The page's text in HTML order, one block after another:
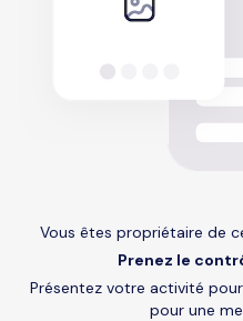
Vous êtes propriétaire de
Prenez le
Présentez votre activité
pour une